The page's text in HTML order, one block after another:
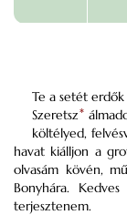
Te a setét
Szeretsz*
költélyed,
havat kiálljon a
olvasám kövén,
Bonyhára.
terjesztenem.